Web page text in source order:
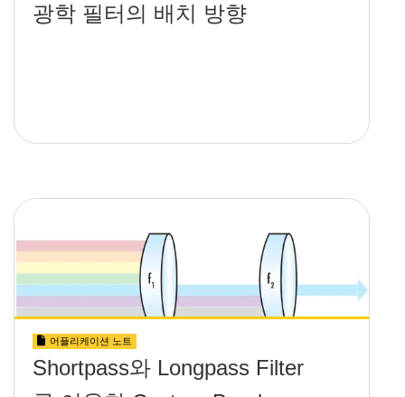
광학 필터의 배치 방향
어플리케이션 노트
Shortpass와 Longpass Filter